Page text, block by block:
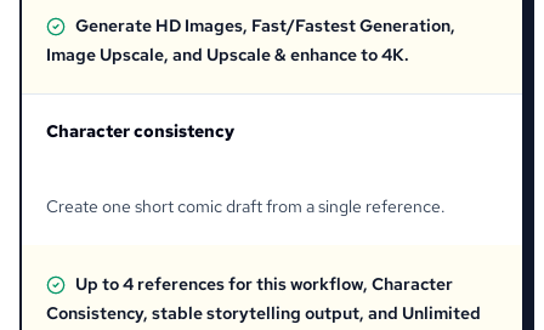
Generate HD Images, Fast/Fastest Generation,
Image Upscale, and Upscale & enhance to 4K.
Character consistency
Create one short comic draft from a single reference.
Up to 4 references for this workflow, Character
Consistency, stable storytelling output, and Unlimited